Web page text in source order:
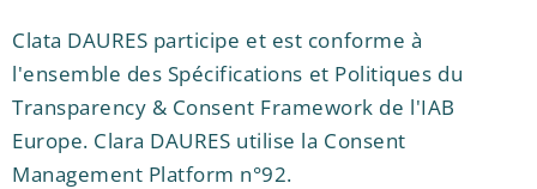
Clata DAURES participe et est conforme à
l'ensemble des Spécifications et Politiques du
Transparency & Consent Framework de l'IAB
Europe. Clara DAURES utilise la Consent
Management Platform n°92.